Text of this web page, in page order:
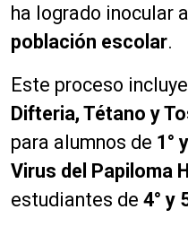
ha logrado inocular a
población escolar.
Este proceso
Difteria, Tétano y
para alumnos de 1°
Virus del Papiloma
estudiantes de 4° y